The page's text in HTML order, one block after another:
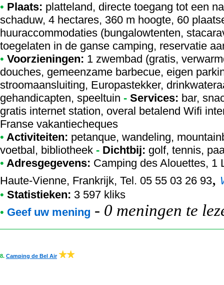
• Plaats: platteland, directe toegang tot een
schaduw, 4 hectares, 360 m hoogte, 60
huuraccommodaties (bungalowtenten,
toegelaten in de ganse camping, reservatie
• Voorzieningen: 1 zwembad (gratis,
douches, gemeenzame barbecue, eigen
stroomaansluiting, Europastekker,
gehandicapten, speeltuin - Services: bar,
gratis internet station, overal betalend Wifi
Franse vakantiecheques
• Activiteiten: petanque, wandeling,
voetbal, bibliotheek - Dichtbij: golf, tennis,
• Adresgegevens: Camping des Alouettes, 1
Haute-Vienne, Frankrijk, Tel. 05 55 03 26 93,
• Statistieken: 3 597 kliks
• Geef uw mening - 0 meningen te
8. Camping de Bel Air